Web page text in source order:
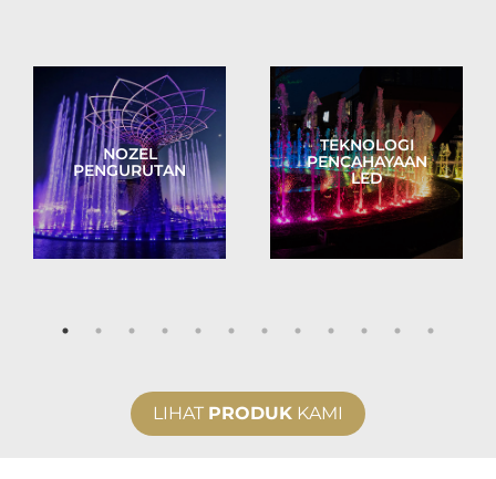
NOZEL
PENGURUTAN
TEKNOLOGI
PENCAHAYAAN
LED
LIHAT PRODUK KAMI